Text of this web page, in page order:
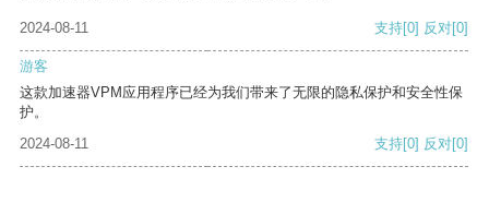
2024-08-11 支持[0] 反对[0]
游客
这款加速器VPM应用程序已经为我们带来了无限的隐私保护和安全性保
护。
2024-08-11
支持[0] 反对[0]